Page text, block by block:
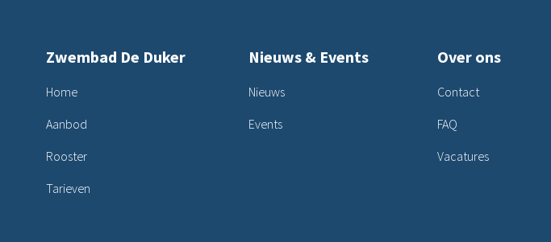
Zwembad De Duker
Home
Aanbod
Rooster
Tarieven
Nieuws & Events
Nieuws
Events
Over ons
Contact
FAQ
Vacatures